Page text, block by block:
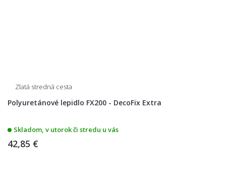
Zlatá stredná cesta
Polyuretánové lepidlo FX200 - DecoFix Extra
Skladom, v utorok či stredu u vás
42,85 €